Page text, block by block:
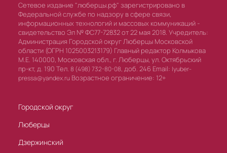
Сетевое издание "люберцы.рф" зарегистрировано в
Федеральной службе по надзору в сфере связи,
информационных технологий и массовых коммуникаций -
свидетельство Эл № ФС77-72832 от 22 мая 2018. Учредитель:
Администрация Городской округ Люберцы Московской
области (ОГРН 1025003213179) Главный редактор Колмыкова
М.Е. 140000, Московская обл., г. Люберцы, ул. Октябрьский
пр-кт, д. 190 Тел. 8 (498) 732-80-08, доб. 246 Email: lyuber-
pressa@yandex.ru Возрастное ограничение: 12+
Городской округ
Люберцы
Дзержинский